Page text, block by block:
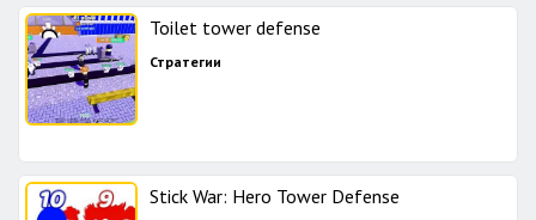
Toilet tower defense
Стратегии
Stick War: Hero Tower Defense